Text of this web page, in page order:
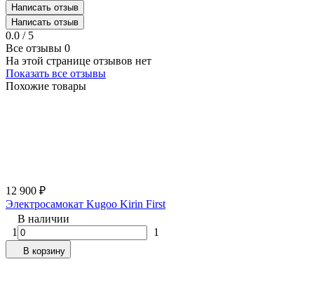
Написать отзыв
Написать отзыв
0.0 / 5
Все отзывы 0
На этой странице отзывов нет
Показать все отзывы
Похожие товары
12 900 ₽
Электросамокат Kugoo Kirin First
В наличии
1
1
В корзину